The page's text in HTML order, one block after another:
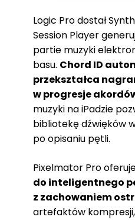
Logic Pro dostał
Session Player
partie muzyki
basu. Chord ID
przekształca
w progresje
muzyki na iPadzie
bibliotekę dźwięków
po opisaniu pętli.
Pixelmator Pro
do inteligentnego
z zachowaniem
artefaktów